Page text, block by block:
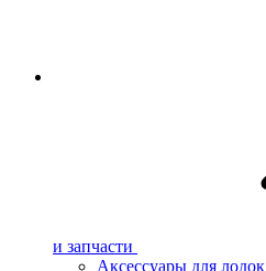
и запчасти
Аксессуары для лодок